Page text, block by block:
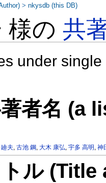
様の共
under
者名 (a
夫,古池 鋼,大木 康弘,宇多 高明 ,神
ル
>nkysdb (this DB)